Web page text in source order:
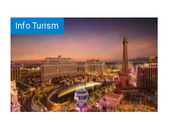
Info Turism